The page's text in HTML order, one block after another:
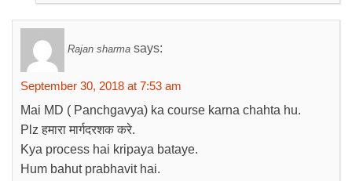
Rajan sharma says:
September 30, 2018 at 7:53 am
Mai MD ( Panchgavya) ka course karna chahta hu.
Plz हमारा मार्गदरशक करे.
Kya process hai kripaya bataye.
Hum bahut prabhavit hai.